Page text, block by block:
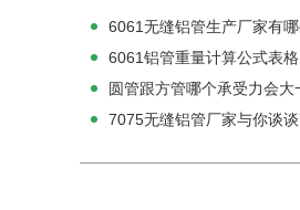
6061无缝铝管生产厂家有
6061铝管重量计算公式表格
圆管跟方管哪个承受力会大
7075无缝铝管厂家与你谈